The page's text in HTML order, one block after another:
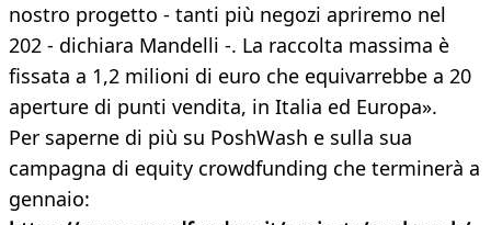
nostro progetto - tanti più negozi apriremo nel
202 - dichiara Mandelli -. La raccolta massima è
fissata a 1,2 milioni di euro che equivarrebbe a 20
aperture di punti vendita, in Italia ed Europa».
Per saperne di più su PoshWash e sulla sua
campagna di equity crowdfunding che terminerà a
gennaio: